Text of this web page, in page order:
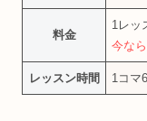
料金
1レッ
今な
レッスン時間 1コマ